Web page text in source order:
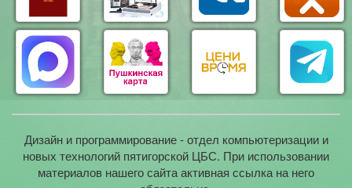
Дизайн и программирование - отдел компьютеризации и
новых технологий пятигорской ЦБС. При использовании
материалов нашего сайта активная ссылка на него